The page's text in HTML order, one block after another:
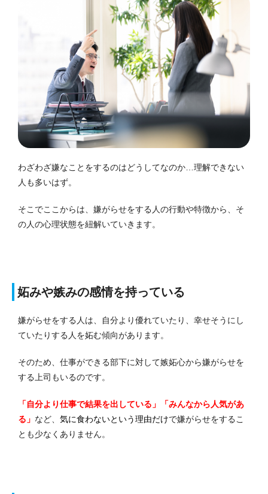
わざわざ嫌なことをするのはどうしてなのか…理解できない
人も多いはず。
そこでここからは、嫌がらせをする人の行動や特徴から、そ
の人の心理状態を紐解いていきます。
妬みや嫉みの感情を持っている
嫌がらせをする人は、自分より優れていたり、幸せそうにし
ていたりする人を妬む傾向があります。
そのため、仕事ができる部下に対して嫉妬心から嫌がらせを
する上司もいるのです。
「自分より仕事で結果を出している」「みんなから人気があ
る」 など、 気に食わないという理由だけで嫌がらせをするこ
とも少なくありません。